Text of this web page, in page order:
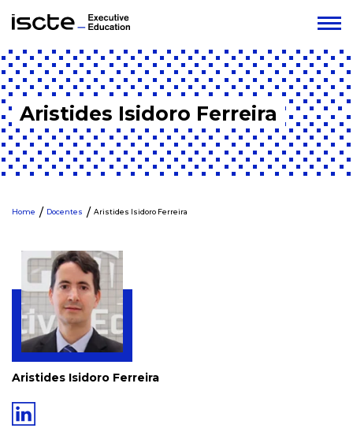
Aristides Isidoro Ferreira
Home Docentes Aristides Isidoro Ferreira
Aristides Isidoro Ferreira